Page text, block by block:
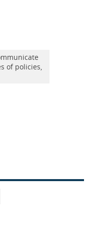
of policies,